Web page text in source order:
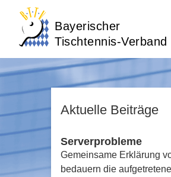
Bayerischer
Tischtennis-Verband
Aktuelle Beiträge
Serverprobleme
Gemeinsame Erklärung
bedauern die